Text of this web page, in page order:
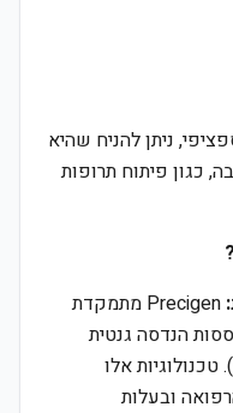
ניתן להניח שהיא
כגון פיתוח תרופות
Precigen מתמקדת
הנדסה גנטית
ותאים (Gene and Cell Therapies). טכנולוגיות אלו
ובעלות